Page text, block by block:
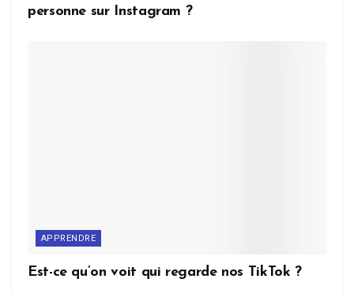
personne sur Instagram ?
APPRENDRE
Est-ce qu’on voit qui regarde nos TikTok ?